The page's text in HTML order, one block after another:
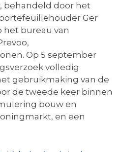
behandeld door het
Ger
het bureau van
Op 5 september
volledig
gebruikmaking van de
de tweede keer binnen
bouw en
en een